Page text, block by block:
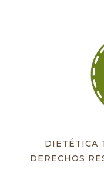
DIETÉTICA
DERECHOS